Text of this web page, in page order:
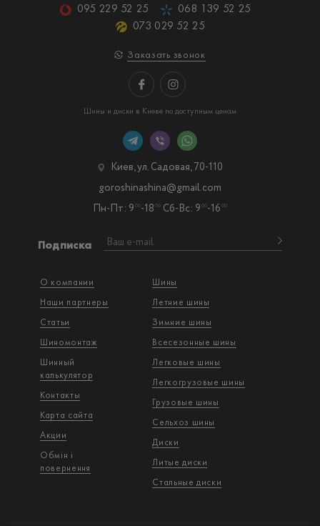
095 229 52 25
068 139 52 25
073 029 52 25
Заказать звонок
Шины и диски в Киеве по доступным ценам
О компании
Наши партнеры
Статьи
Шиномонтаж
Шинный
калькулятор
Контакты
Карта сайта
Акции
Обмін і
повернення
Шины
Летние шины
Зимние шины
Всесезонные шины
Легковые шины
Легкогрузовые шины
Грузовые шины
Сельхоз шины
Диски
Литые диски
Стальные диски
Подписка
Киев, ул. Садовая, 70-110
Пн-Пт: 9 00-18 00 Сб-Вс: 9 00-16 00
goroshinashina@gmail.com